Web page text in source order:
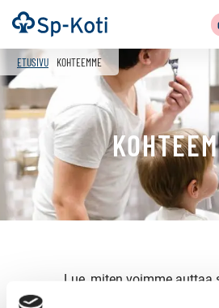
Siirry
sisältöön
Etusivu
ETUSIVU KOHTEEMME
Lue, miten voimme auttaa
myymässä